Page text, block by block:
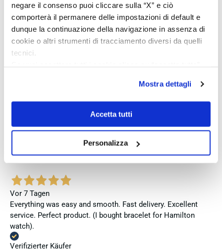
negare il consenso puoi cliccare sulla “X” e ciò
comporterà il permanere delle impostazioni di default e
dunque la continuazione della navigazione in assenza di
cookie o altri strumenti di tracciamento diversi da quelli
tecnici.
Se vuoi saperne di più consulta laprivacy policye la
Mostra dettagli
Accetta tutti
Personalizza
Perfetto
Verifizierter Käufer
Vor 7 Tagen
Ottima esperienza, ottimo acquisto, spedizione veloce
Verifizierter Käufer
Vor 7 Tagen
Everything was easy and smooth. Fast delivery. Excellent
service. Perfect product. (I bought bracelet for Hamilton
watch).
Verifizierter Käufer